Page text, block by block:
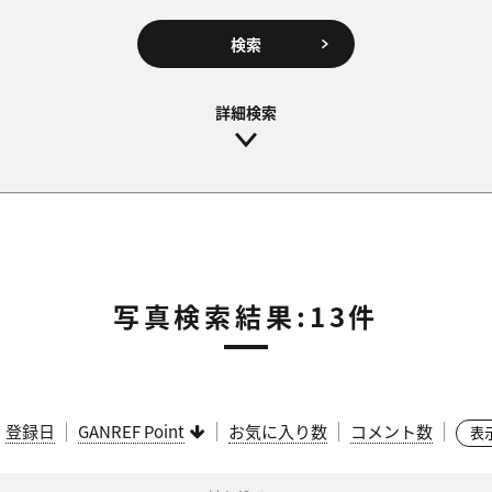
検索
写真検索結果:13件
登録日 GANREF Point お気に入り数 コメント数 表